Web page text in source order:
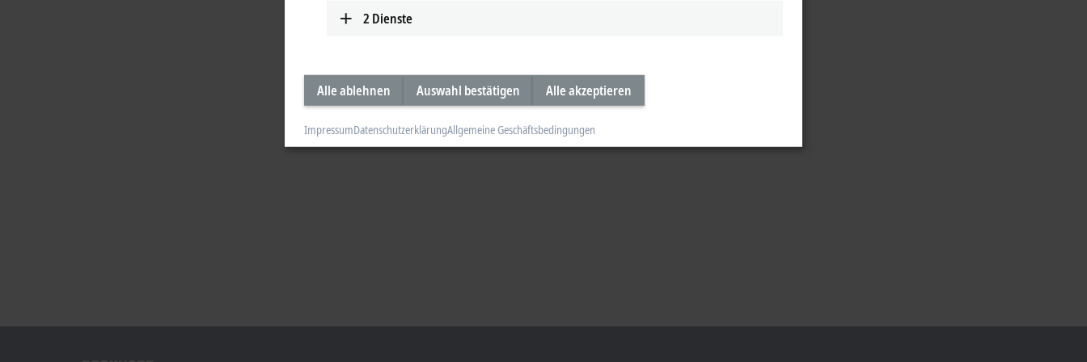
2 Dienste
Alle ablehnen Auswahl bestätigen Alle akzeptieren
ImpressumDatenschutzerklärungAllgemeine Geschäftsbedingungen